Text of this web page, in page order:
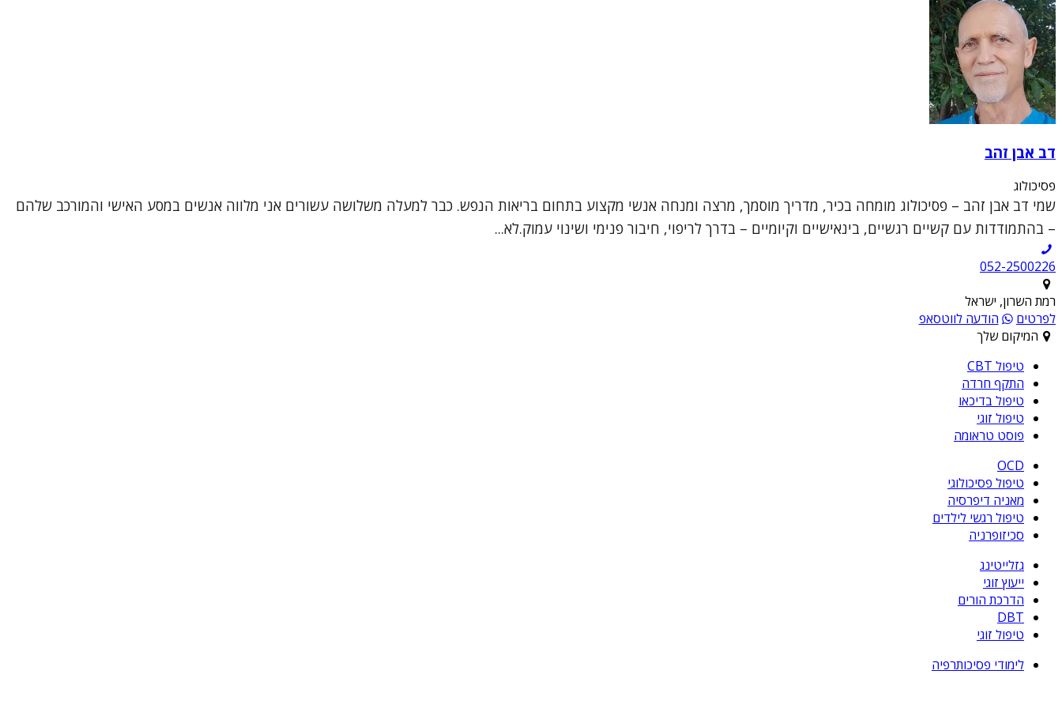
דב אבן זהב
פסיכולוג
שמי דב אבן זהב – פסיכולוג מומחה בכיר, מדריך מוסמך, מרצה ומנחה אנשי מקצוע בתחום בריאות הנפש. כבר למעלה משלושה עשורים אני מלווה אנשים במסע האישי והמורכב שלהם
– בהתמודדות עם קשיים רגשיים, בינאישיים וקיומיים – בדרך לריפוי, חיבור פנימי ושינוי עמוק.לא...
052-2500226
רמת השרון, ישראל
לפרטים
הודעה לווטסאפ
המיקום שלך
טיפול CBT
התקף חרדה
טיפול בדיכאו
טיפול זוגי
פוסט טראומה
OCD
טיפול פסיכולוגי
מאניה דיפרסיה
טיפול רגשי לילדים
סכיזופרניה
גזלייטינג
ייעוץ זוגי
הדרכת הורים
DBT
טיפול זוגי
לימודי פסיכותרפיה